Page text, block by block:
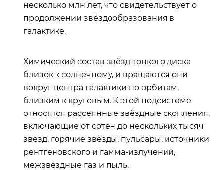
несколько млн лет, что свидетельствует о
продолжении звёздообразования в
галактике.
Химический состав звёзд тонкого диска
близок к солнечному, и вращаются они
вокруг центра галактики по орбитам,
близким к круговым. К этой подсистеме
относятся рассеянные звёздные скопления,
включающие от сотен до нескольких тысяч
звёзд, горячие звёзды, пульсары, источники
рентгеновского и гамма-излучений,
межзвёздные газ и пыль.